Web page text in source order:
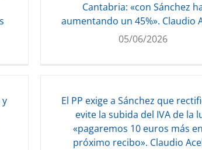
Cantabria: «con Sánchez
aumentando un 45%». Claudio
05/06/2026
y
El PP exige a Sánchez que
evite la subida del IVA de la
«pagaremos 10 euros más
próximo recibo». Claudio